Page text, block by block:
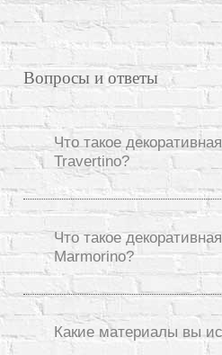
Вопросы и ответы
Что такое
Travertino?
Что такое
Marmorino?
Какие материалы вы